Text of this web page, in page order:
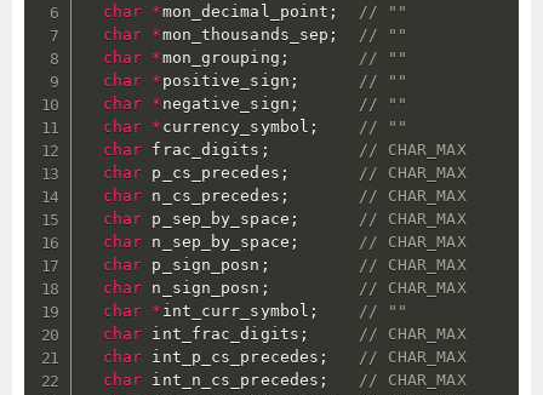
char *mon_decimal_point ;
// ""
char *mon_thousands_sep ;
// ""
char *mon_grouping ;
// ""
char * positive_sign ;
// ""
char * negative_sign ;
// ""
char * currency_symbol ;
// ""
char frac_digits ;
// CHAR_MAX
char p_cs_precedes ;
// CHAR_MAX
char n_cs_precedes ;
// CHAR_MAX
char p_sep_by_space ;
// CHAR_MAX
char n_sep_by_space ;
// CHAR_MAX
char p_sign_posn ;
// CHAR_MAX
char n_sign_posn ;
// CHAR_MAX
char * int_curr_symbol ;
// ""
char int_frac_digits ;
// CHAR_MAX
char int_p_cs_precedes ;
// CHAR_MAX
char int_n_cs_precedes ;
// CHAR_MAX